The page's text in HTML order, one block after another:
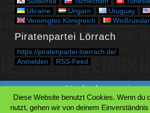
Ukraine
Ungarn Uruguay
Vereinigtes Königreich
Piratenpartei Lörrach
https://piratenpartei-loerrach.de/
Anmelden RSS-Feed
Nach oben
Zum Beginn des Inhaltes
Diese Website benutzt Cookies. Wenn du
nutzt, gehen wir von deinem